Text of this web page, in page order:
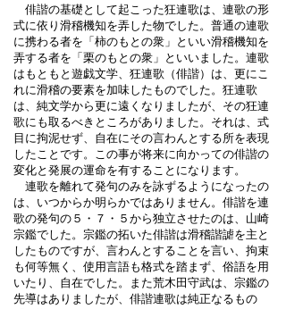
俳諧の基礎として起こった狂連歌は、連歌の形
式に依り滑稽機知を弄した物でした。普通の連歌
に携わる者を「柿のもとの衆」といい滑稽機知を
弄する者を「栗のもとの衆」といいました。連歌
はもともと遊戯文学、狂連歌（俳諧）は、更にこ
れに滑稽の要素を加味したものでした。狂連歌
は、純文学から更に遠くなりましたが、その狂連
歌にも取るべきところがありました。それは、式
目に拘泥せず、自在にその言わんとする所を表現
したことです。この事が将来に向かっての俳諧の
変化と発展の運命を有することになります。
連歌を離れて発句のみを詠ずるようになったの
は、いつからか明らかではありません。俳諧を連
歌の発句の５・７・５から独立させたのは、山崎
宗鑑でした。宗鑑の拓いた俳諧は滑稽諧謔を主と
したものですが、言わんとすることを言い、拘束
も何等無く、使用言語も格式を踏まず、俗語を用
いたり、自在でした。また荒木田守武は、宗鑑の
先導はありましたが、俳諧連歌は純正なるもの